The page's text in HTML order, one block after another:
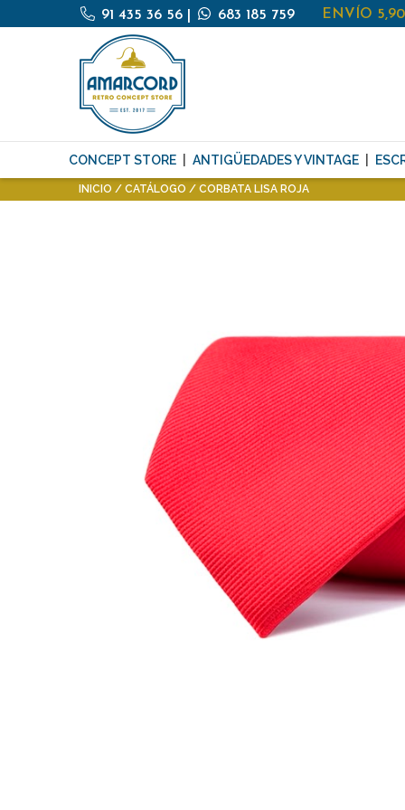
91 435 36 56 683 185 759 ENVÍO
CONCEPT STORE ANTIGÜEDADES Y VINTAGE
INICIO CATÁLOGO CORBATA LISA ROJA